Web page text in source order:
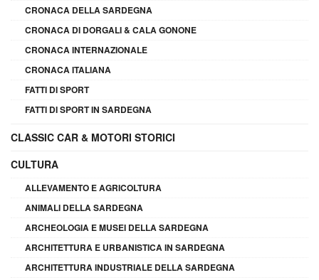
CRONACA DELLA SARDEGNA
CRONACA DI DORGALI & CALA GONONE
CRONACA INTERNAZIONALE
CRONACA ITALIANA
FATTI DI SPORT
FATTI DI SPORT IN SARDEGNA
CLASSIC CAR & MOTORI STORICI
CULTURA
ALLEVAMENTO E AGRICOLTURA
ANIMALI DELLA SARDEGNA
ARCHEOLOGIA E MUSEI DELLA SARDEGNA
ARCHITETTURA E URBANISTICA IN SARDEGNA
ARCHITETTURA INDUSTRIALE DELLA SARDEGNA